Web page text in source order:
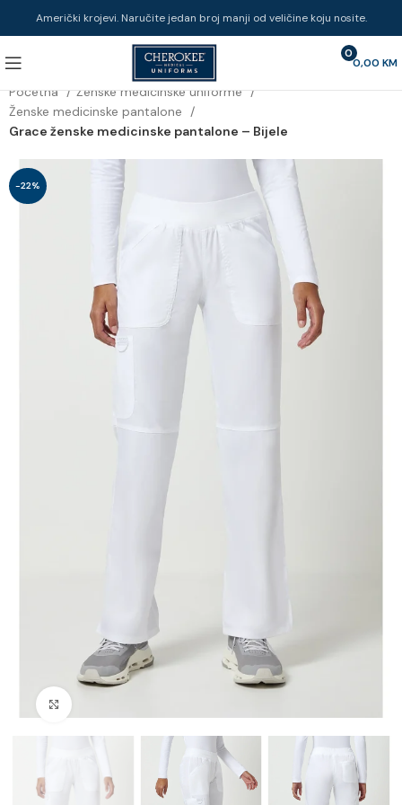
Američki krojevi. Naručite jedan broj manji od veličine koju nosite.
0
0,00 KM
Početna
Ženske medicinske uniforme
Ženske medicinske pantalone
Grace ženske medicinske pantalone – Bijele
-22%